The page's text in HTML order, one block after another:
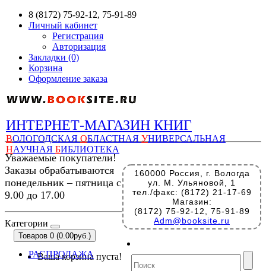
8 (8172) 75-92-12, 75-91-89
Личный кабинет
Регистрация
Авторизация
Закладки (0)
Корзина
Оформление заказа
ИНТЕРНЕТ-МАГАЗИН КНИГ
ВОЛОГОДСКАЯ ОБЛАСТНАЯ УНИВЕРСАЛЬНАЯ
НАУЧНАЯ БИБЛИОТЕКА
160000 Россия, г. Вологда
ул. М. Ульяновой, 1
тел./факс: (8172) 21-17-69
Магазин:
(8172) 75-92-12, 75-91-89
Adm@booksite.ru
Уважаемые покупатели!
Заказы обрабатываются
понедельник – пятница с
9.00 до 17.00
Категории
Товаров 0 (0.00руб.)
Ваша корзина пуста!
РАСПРОДАЖА